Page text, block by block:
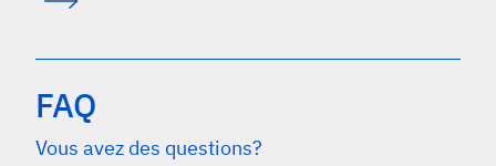
FAQ
Vous avez des questions?